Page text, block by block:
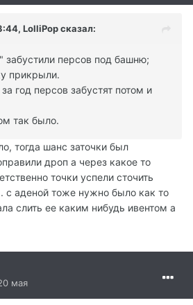
LolliPopсказал:
забустили персов под башню;
прикрыли.
год персов забустят потом и
так было.
тогда шанс заточки был
дроп а через какое то
точки успели сточить
с аденой тоже нужно было как то
слить ее каким нибудь ивентом а
мая